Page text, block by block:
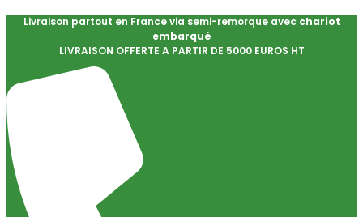
Livraison partout en France via semi-remorque avec chariot
embarqué
LIVRAISON OFFERTE A PARTIR DE 5000 EUROS HT